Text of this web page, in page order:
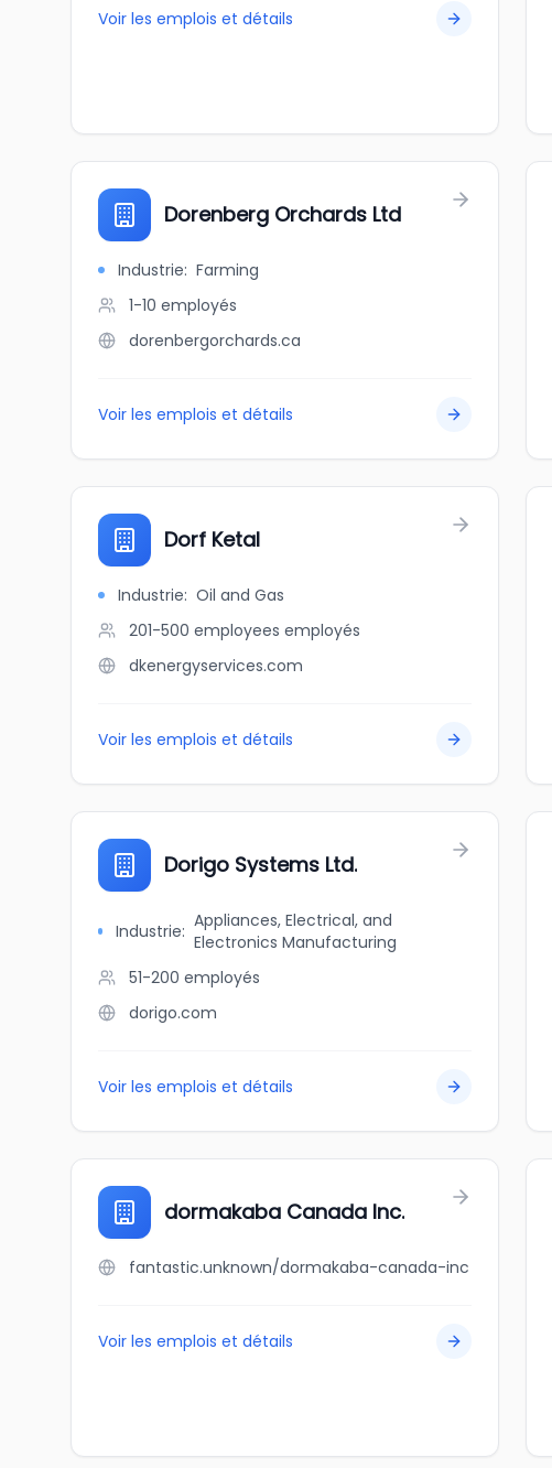
Voir les emplois et détails
Dorenberg Orchards Ltd
Industrie: Farming
1-10 employés
dorenbergorchards.ca
Voir les emplois et détails
Dorf Ketal
Industrie: Oil and Gas
201-500 employees employés
dkenergyservices.com
Voir les emplois et détails
Dorigo Systems Ltd.
Industrie: Appliances, Electrical, and
Electronics Manufacturing
51-200 employés
dorigo.com
Voir les emplois et détails
dormakaba Canada Inc.
fantastic.unknown/dormakaba-canada-inc
Voir les emplois et détails